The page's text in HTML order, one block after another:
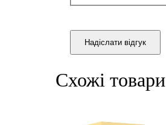
Надіслати відгук
Схожі товари